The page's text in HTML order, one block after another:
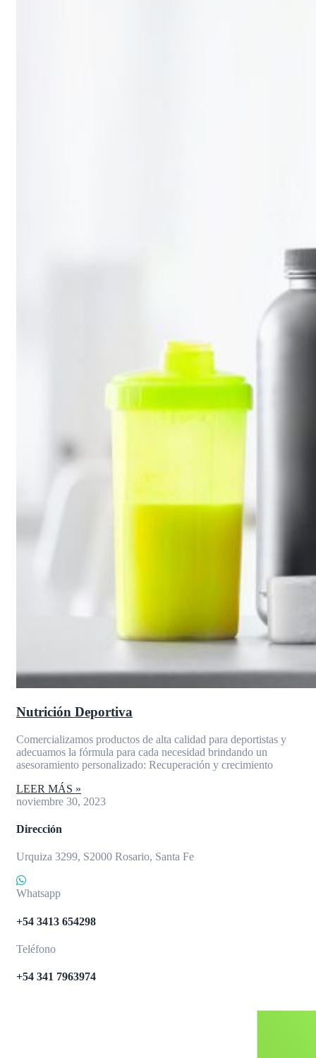
Nutrición Deportiva
Comercializamos productos de alta calidad para deportistas y
adecuamos la fórmula para cada necesidad brindando un
asesoramiento personalizado: Recuperación y crecimiento
LEER MÁS »
noviembre 30, 2023
Dirección
Urquiza 3299, S2000 Rosario, Santa Fe
Whatsapp
+54 3413 654298
Teléfono
+54 341 7963974